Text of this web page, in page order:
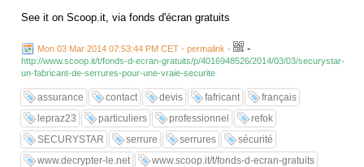
See it on Scoop.it, via fonds d'écran gratuits
Mon 03 Mar 2014 07:53:44 PM CET - permalink - -
http://www.scoop.it/t/fonds-d-ecran-gratuits/p/4016948526/2014/03/03/securystar-
un-fabricant-de-serrures-pour-une-vraie-securite
assurance contact devis fafricant
français
lepraz23
particuliers professionnel
refok
SECURYSTAR
serrure serrures
sécurité
www.decrypter-le.net
www.scoop.it/t/fonds-d-ecran-gratuits